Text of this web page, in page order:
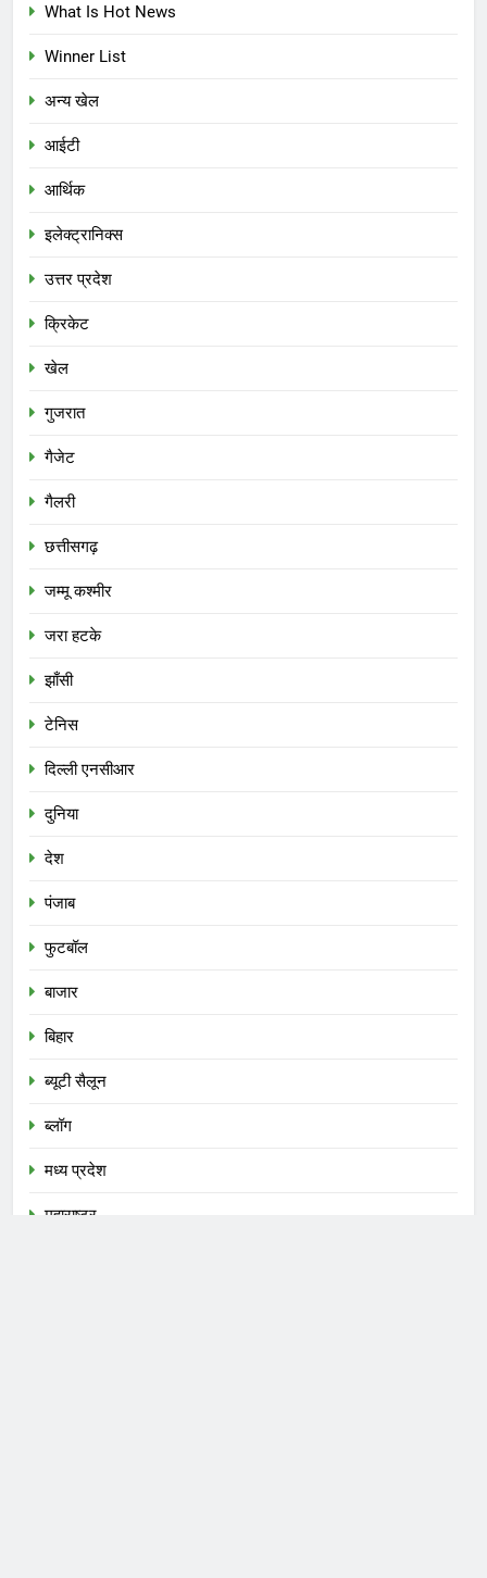
What Is Hot News
Winner List
अन्य खेल
आईटी
आर्थिक
इलेक्ट्रानिक्स
उत्तर प्रदेश
क्रिकेट
खेल
गुजरात
गैजेट
गैलरी
छत्तीसगढ़
जम्मू कश्मीर
जरा हटके
झाँसी
टेनिस
दिल्ली एनसीआर
दुनिया
देश
पंजाब
फुटबॉल
बाजार
बिहार
ब्यूटी सैलून
ब्लॉग
मध्य प्रदेश
महाराष्ट्र